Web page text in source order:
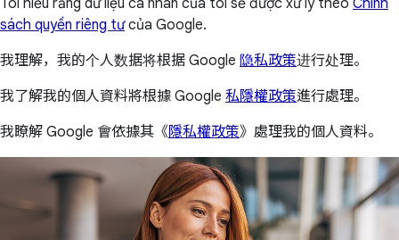
sách quyền riêng tưcủa Google.
我理解，我的个人数据将根据 Google 隐私政策进行处理。
我了解我的個人資料將根據 Google 私隱權政策進行處理。
我瞭解 Google 會依據其《隱私權政策》處理我的個人資料。